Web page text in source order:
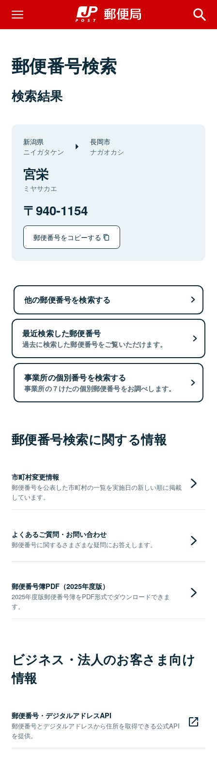
郵便番号検索
検索結果
新潟県
ニイガタケン
長岡市
ナガオカシ
宮栄
ミヤサカエ
940-1154
郵便番号をコピーする
他の郵便番号を検索する
最近検索した郵便番号
過去に検索した郵便番号をご覧いただけます。
事業所の個別番号を検索する
事業所の７けたの個別郵便番号をお調べします。
郵便番号検索に関する情報
市町村変更情報
郵便番号を公表した市町村の一覧を実施日の新しい順に掲載
しています。
よくあるご質問・お問い合わせ
郵便番号に関するさまざまな疑問にお答えします。
郵便番号簿PDF（2025年度版）
2025年度版郵便番号簿をPDF形式でダウンロードできま
す。
ビジネス・法人のお客さま向け
情報
郵便番号・デジタルアドレスAPI
郵便番号とデジタルアドレスから住所を取得できる公式API
を提供。